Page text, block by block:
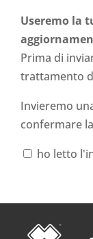
Useremo la
Prima di
trattamento
Invieremo
confermare
ho letto